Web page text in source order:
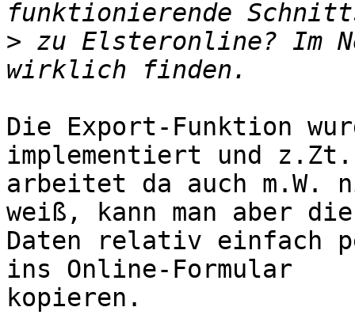
> zu Elsteronline? Im
Die Export-Funktion
implementiert und z.Zt.
arbeitet da auch m.W.
weiß, kann man aber die
Daten relativ einfach
ins Online-Formular
kopieren.